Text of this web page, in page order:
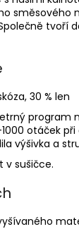
směsového
tvoří
30 % len
program
otáček
výšivka a
v sušičce.